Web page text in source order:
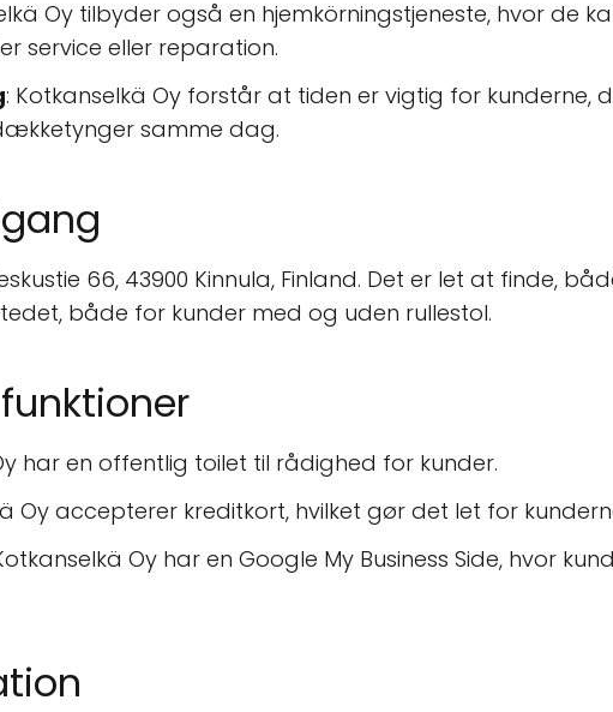
Oy tilbyder også en hjemkörningstjeneste, hvor de
service eller reparation.
: Kotkanselkä Oy forstår at tiden er vigtig for kunderne,
samme dag.
66, 43900 Kinnula, Finland. Det er let at finde,
både for kunder med og uden rullestol.
har en offentlig toilet til rådighed for kunder.
Oy accepterer kreditkort, hvilket gør det let for
Oy har en Google My Business Side, hvor